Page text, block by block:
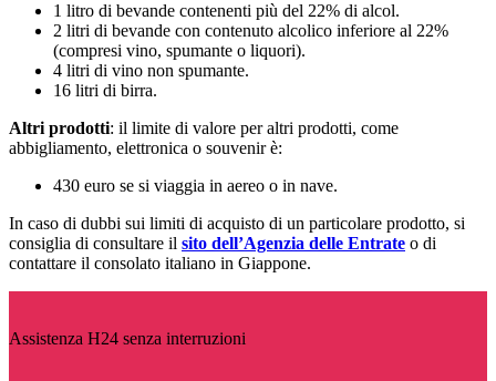
1 litro di bevande contenenti più del 22% di alcol.
2 litri di bevande con contenuto alcolico inferiore al 22%
(compresi vino, spumante o liquori).
4 litri di vino non spumante.
16 litri di birra.
Altri prodotti: il limite di valore per altri prodotti, come
abbigliamento, elettronica o souvenir è:
430 euro se si viaggia in aereo o in nave.
In caso di dubbi sui limiti di acquisto di un particolare prodotto, si
consiglia di consultare il sito dell’Agenzia delle Entrate o di
contattare il consolato italiano in Giappone.
Assistenza H24 senza interruzioni